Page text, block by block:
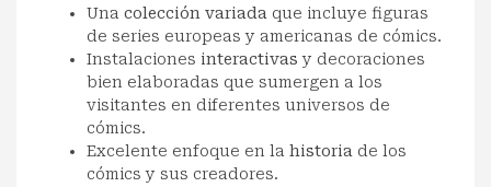
Una colección variada que incluye figuras
de series europeas y americanas de cómics.
Instalaciones interactivas y decoraciones
bien elaboradas que sumergen a los
visitantes en diferentes universos de
cómics.
Excelente enfoque en la historia de los
cómics y sus creadores.